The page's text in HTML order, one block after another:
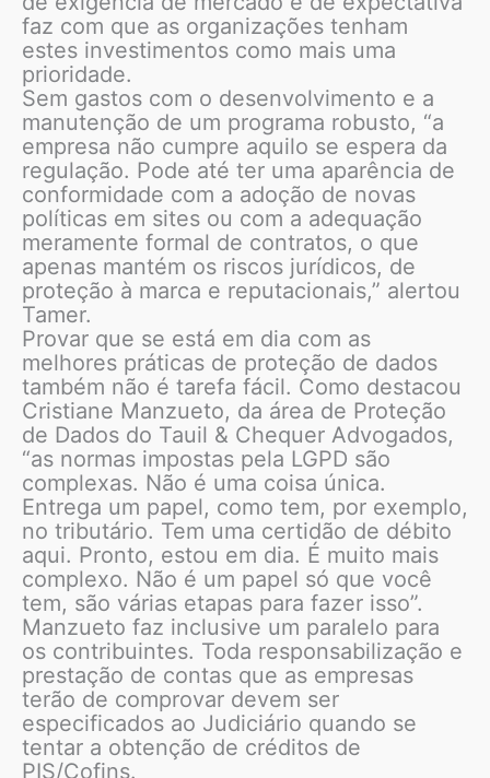
faz com que as organizações tenham
estes investimentos como mais uma
prioridade.
Sem gastos com o desenvolvimento e a
manutenção de um programa robusto, “a
empresa não cumpre aquilo se espera da
regulação. Pode até ter uma aparência de
conformidade com a adoção de novas
políticas em sites ou com a adequação
meramente formal de contratos, o que
apenas mantém os riscos jurídicos, de
proteção à marca e reputacionais,” alertou
Tamer.
Provar que se está em dia com as
melhores práticas de proteção de dados
também não é tarefa fácil. Como destacou
Cristiane Manzueto, da área de Proteção
de Dados do Tauil & Chequer Advogados,
“as normas impostas pela LGPD são
complexas. Não é uma coisa única.
Entrega um papel, como tem, por exemplo,
no tributário. Tem uma certidão de débito
aqui. Pronto, estou em dia. É muito mais
complexo. Não é um papel só que você
tem, são várias etapas para fazer isso”.
Manzueto faz inclusive um paralelo para
os contribuintes. Toda responsabilização e
prestação de contas que as empresas
terão de comprovar devem ser
especificados ao Judiciário quando se
tentar a obtenção de créditos de
PIS/Cofins.